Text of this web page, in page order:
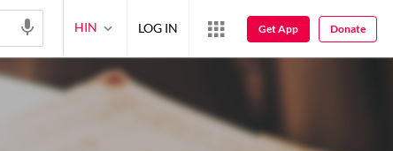
HIN LOG IN Get App Donate